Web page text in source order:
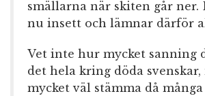
smällarna när skiten går ner.
nu insett och lämnar därför
Vet inte hur mycket sanning
det hela kring döda svenskar,
mycket väl stämma då